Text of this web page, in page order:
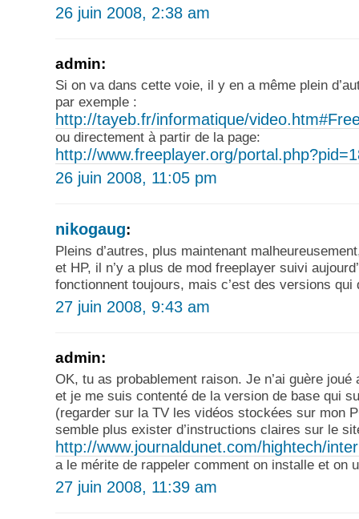
26 juin 2008, 2:38 am
admin:
Si on va dans cette voie, il y en a même plein
par exemple :
http://tayeb.fr/informatique/
ou directement à partir de la page:
http://www.freeplayer.org/
26 juin 2008, 11:05 pm
nikogaug:
Pleins d’autres, plus maintenant
et HP, il n’y a plus de mod freeplayer suivi
fonctionnent toujours, mais c’est des versions qui
27 juin 2008, 9:43 am
admin:
OK, tu as probablement raison. Je n’ai guère
et je me suis contenté de la version de base qui
(regarder sur la TV les vidéos stockées sur mon
semble plus exister d’instructions claires sur le
http://www.journaldunet.com/hightech/
a le mérite de rappeler comment on installe et on
27 juin 2008, 11:39 am